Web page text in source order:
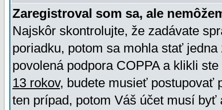
Zaregistroval som sa, ale
Najskôr skontrolujte, že zadávate
poriadku, potom sa mohla stať
povolená podpora COPPA a klikli
13 rokov, budete musieť postupovať
ten prípad, potom Váš účet musí